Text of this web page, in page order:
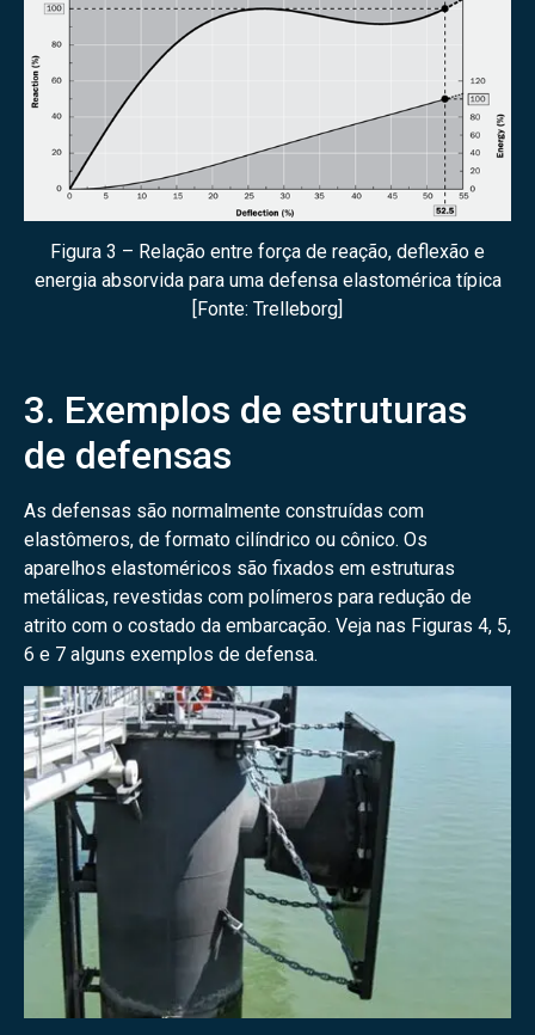
Figura 3 – Relação entre força de reação, deflexão e
energia absorvida para uma defensa elastomérica típica
[Fonte: Trelleborg]
3. Exemplos de estruturas
de defensas
As defensas são normalmente construídas com
elastômeros, de formato cilíndrico ou cônico. Os
aparelhos elastoméricos são fixados em estruturas
metálicas, revestidas com polímeros para redução de
atrito com o costado da embarcação. Veja nas Figuras 4, 5,
6 e 7 alguns exemplos de defensa.